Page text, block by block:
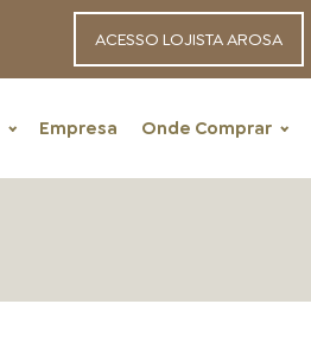
ACESSO LOJISTA AROSA
Empresa Onde Comprar